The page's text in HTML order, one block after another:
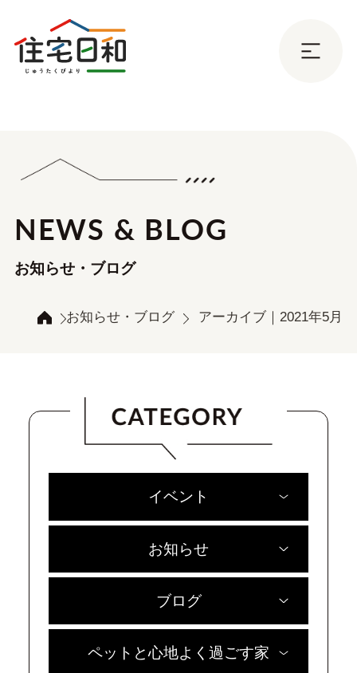
NEWS & BLOG
お知らせ・ブログ
お知らせ・ブログ アーカイブ｜2021年5月
イベント
お知らせ
ブログ
ペットと心地よく過ごす家